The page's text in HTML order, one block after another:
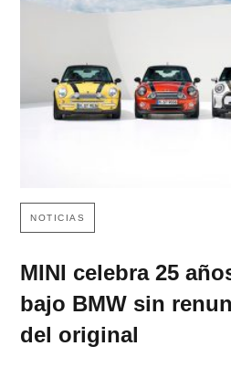
NOTICIAS
MINI celebra 25
bajo BMW sin
del original